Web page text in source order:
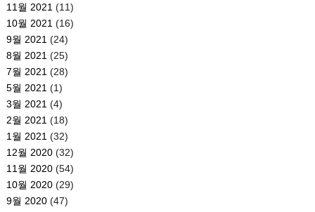
11월 2021 (11)
10월 2021 (16)
9월 2021 (24)
8월 2021 (25)
7월 2021 (28)
5월 2021 (1)
3월 2021 (4)
2월 2021 (18)
1월 2021 (32)
12월 2020(32)
11월 2020(54)
10월 2020(29)
9월 2020(47)